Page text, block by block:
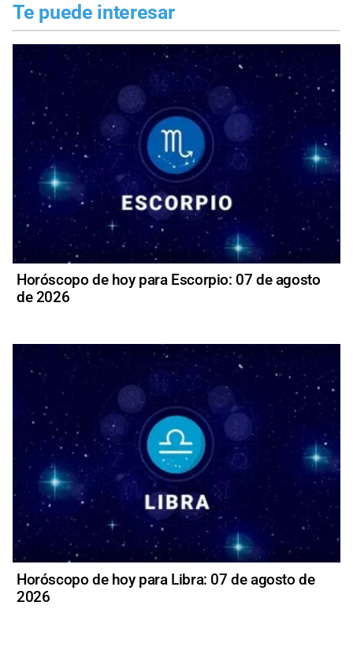
Te puede interesar
Horóscopo de hoy para Escorpio: 07 de agosto
de 2026
Horóscopo de hoy para Libra: 07 de agosto de
2026